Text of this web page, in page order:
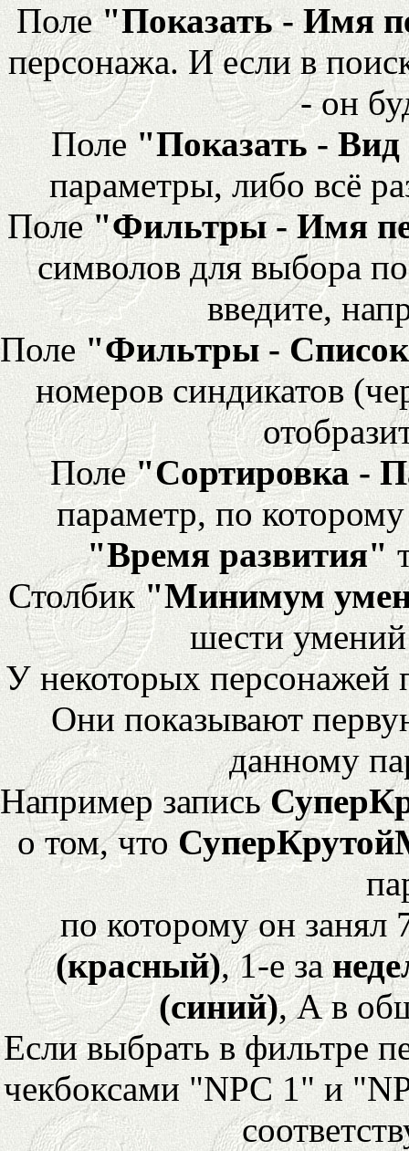
Поле"Показать - Имя
персонажа. И если в
- он
Поле "Показать -
параметры, либо всё
Поле"Фильтры - Имя
символов для выбора
введите,
Поле "Фильтры -
номеров синдикатов
Поле"Сортировка -
параметр, по
"Время развития"
Столбик"Минимум
шести
У некоторых персонажей
Они показывают
данному
Например запись
о том, что
по которому он
(красный), 1-е за
(синий), А в
Если выбрать в фильтре
чекбоксами "NPC 1" и